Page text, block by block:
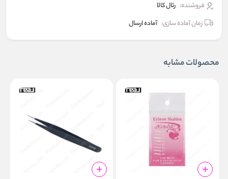
فروشنده: رئال كالا
زمان آماده سازی: آماده ارسال
محصولات مشابه